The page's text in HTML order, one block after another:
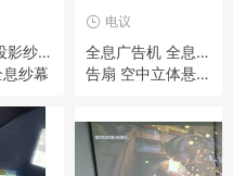
影纱幕
纱幕
电议
全息广告机 全息广
告扇 空中立体悬浮